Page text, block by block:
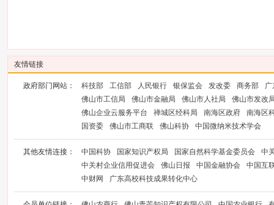
友情链接
政府部门网站： 科技部 工信部 人民银行 银保监会 发改委 商务部
广
佛山市工信局
佛山市金融局 佛山市人社局
佛山市发改
佛山企业云服务平台
禅城区经科局 南海区政府
南海区
国资委
佛山市工商联 佛山科协 中国微纳米技术学会
其他友情连接： 中国科协 国家知识产权局 国家自然科学基金委员会
中
中关村企业信用促进会
佛山日报 中国金融协会
中国互
中财网
广东高校科技成果转化中心